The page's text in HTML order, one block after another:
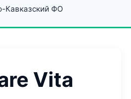
Кавказский ФО
Vita